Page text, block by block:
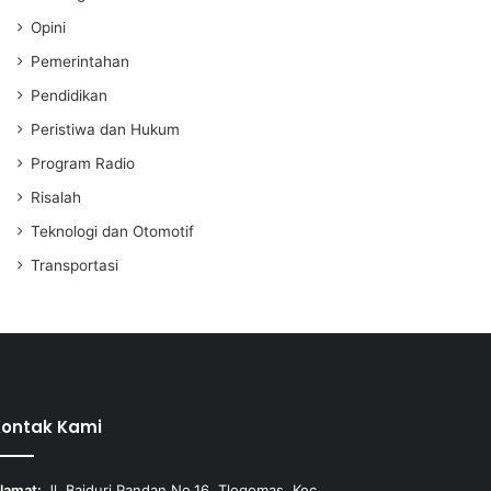
Opini
Pemerintahan
Pendidikan
Peristiwa dan Hukum
Program Radio
Risalah
Teknologi dan Otomotif
Transportasi
Kami